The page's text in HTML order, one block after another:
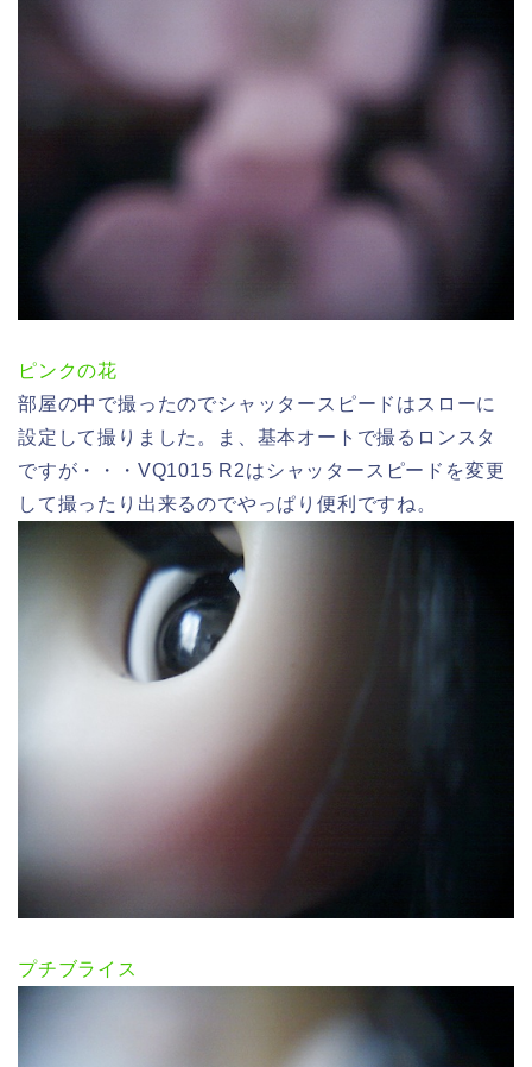
ピンクの花
部屋の中で撮ったのでシャッタースピードはスローに
設定して撮りました。ま、基本オートで撮るロンスタ
ですが・・・VQ1015 R2はシャッタースピードを変更
して撮ったり出来るのでやっぱり便利ですね。
プチブライス